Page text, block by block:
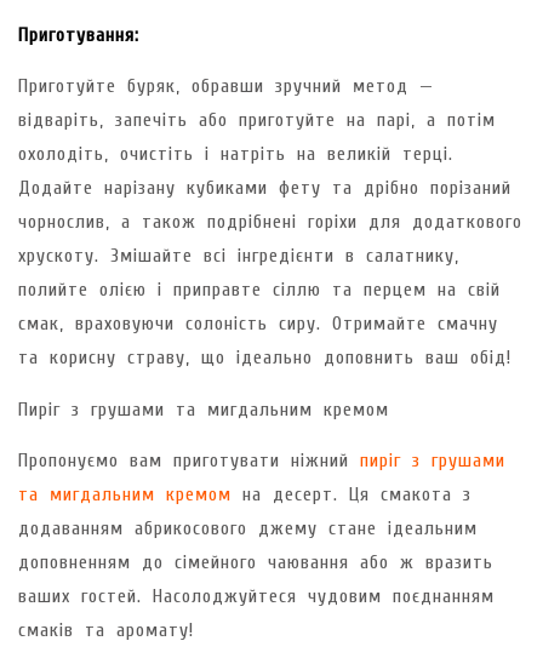
Приготування:
Приготуйте буряк, обравши зручний метод —
відваріть, запечіть або приготуйте на парі, а потім
охолодіть, очистіть і натріть на великій терці.
Додайте нарізану кубиками фету та дрібно порізаний
чорнослив, а також подрібнені горіхи для додаткового
хрускоту. Змішайте всі інгредієнти в салатнику,
полийте олією і приправте сіллю та перцем на свій
смак, враховуючи солоність сиру. Отримайте смачну
та корисну страву, що ідеально доповнить ваш обід!
Пиріг з грушами та мигдальним кремом
Пропонуємо вам приготувати ніжний пиріг з грушами
та
мигдальним кремом на десерт. Ця смакота з
додаванням абрикосового джему стане ідеальним
доповненням до сімейного чаювання або ж вразить
ваших гостей. Насолоджуйтеся чудовим поєднанням
смаків та аромату!